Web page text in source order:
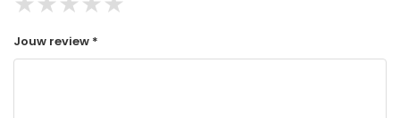
Jouw review *